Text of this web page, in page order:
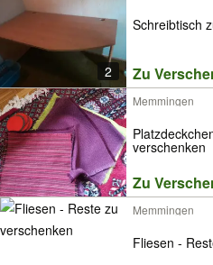
2
Schreibtisch
Zu
Memmingen
verschenken
Zu
Memmingen